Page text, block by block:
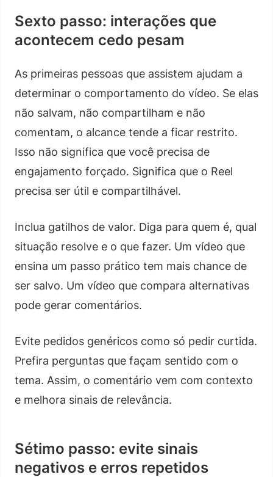
Sexto passo: interações que
acontecem cedo pesam
As primeiras pessoas que assistem ajudam a
determinar o comportamento do vídeo. Se elas
não salvam, não compartilham e não
comentam, o alcance tende a ficar restrito.
Isso não significa que você precisa de
engajamento forçado. Significa que o Reel
precisa ser útil e compartilhável.
Inclua gatilhos de valor. Diga para quem é, qual
situação resolve e o que fazer. Um vídeo que
ensina um passo prático tem mais chance de
ser salvo. Um vídeo que compara alternativas
pode gerar comentários.
Evite pedidos genéricos como só pedir curtida.
Prefira perguntas que façam sentido com o
tema. Assim, o comentário vem com contexto
e melhora sinais de relevância.
Sétimo passo: evite sinais
negativos e erros repetidos